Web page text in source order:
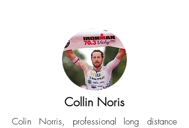
Collin Noris
Colin Norris, professional long distance